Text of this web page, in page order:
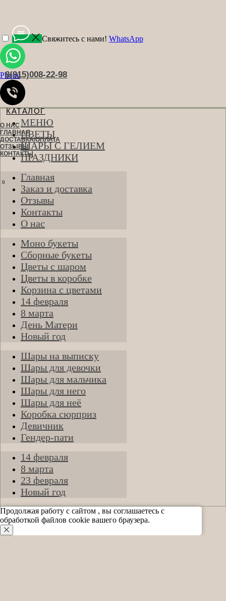
8(915)008-22-98
КАТАЛОГ
О НАС
ГЛАВНАЯ
ДОСТАВКА/ОПЛАТА
ОТЗЫВЫ
КОНТАКТЫ
0
Свяжитесь с нами! WhatsApp
Phone
МЕНЮ
ЦВЕТЫ
ШАРЫ С ГЕЛИЕМ
ПРАЗДНИКИ
Главная
Заказ и доставка
Отзывы
Контакты
О нас
Моно букеты
Сборные букеты
Цветы с шаром
Цветы в коробке
Корзина с цветами
14 февраля
8 марта
День Матери
Новый год
Шары на выписку
Шары для девочки
Шары для мальчика
Шары для него
Шары для неё
Коробка сюрприз
Девичник
Гендер-пати
14 февраля
8 марта
23 февраля
Новый год
Продолжая работу с сайтом , вы соглашаетесь с
обработкой файлов cookie вашего браузера.